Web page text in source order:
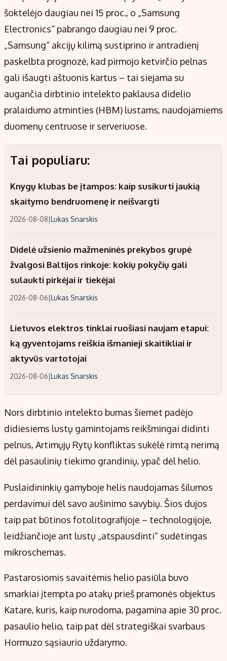
šoktelėjo daugiau nei 15 proc., o „Samsung
Electronics“ pabrango daugiau nei 9 proc.
„Samsung“ akcijų kilimą sustiprino ir antradienį
paskelbta prognozė, kad pirmojo ketvirčio pelnas
gali išaugti aštuonis kartus – tai siejama su
augančia dirbtinio intelekto paklausa didelio
pralaidumo atminties (HBM) lustams, naudojamiems
duomenų centruose ir serveriuose.
Tai populiaru:
Knygų klubas be įtampos: kaip susikurti jaukią
skaitymo bendruomenę ir neišvargti
2026-08-08|Lukas Snarskis
Didelė užsienio mažmeninės prekybos grupė
žvalgosi Baltijos rinkoje: kokių pokyčių gali
sulaukti pirkėjai ir tiekėjai
2026-08-06|Lukas Snarskis
Lietuvos elektros tinklai ruošiasi naujam etapui:
ką gyventojams reiškia išmanieji skaitikliai ir
aktyvūs vartotojai
2026-08-06|Lukas Snarskis
Nors dirbtinio intelekto bumas šiemet padėjo
didiesiems lustų gamintojams reikšmingai didinti
pelnus, Artimųjų Rytų konfliktas sukėlė rimtą nerimą
dėl pasaulinių tiekimo grandinių, ypač dėl helio.
Puslaidininkių gamyboje helis naudojamas šilumos
perdavimui dėl savo aušinimo savybių. Šios dujos
taip pat būtinos fotolitografijoje – technologijoje,
leidžiančioje ant lustų „atspausdinti“ sudėtingas
mikroschemas.
Pastarosiomis savaitėmis helio pasiūla buvo
smarkiai įtempta po atakų prieš pramonės objektus
Katare, kuris, kaip nurodoma, pagamina apie 30 proc.
pasaulio helio, taip pat dėl strategiškai svarbaus
Hormuzo sąsiaurio uždarymo.